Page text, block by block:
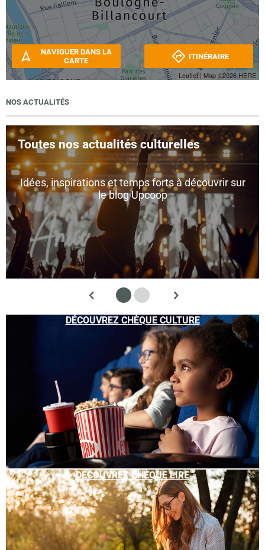
Leaflet| Map ©2026 HERE
NAVIGUER DANS LA
CARTE
ITINÉRAIRE
NOS ACTUALITÉS
Toutes nos actualités culturelles
Idées, inspirations et temps forts à découvrir sur
le blog Upcoop
DÉCOUVREZ CHÈQUE CULTURE
DÉCOUVREZ CHÈQUE LIRE